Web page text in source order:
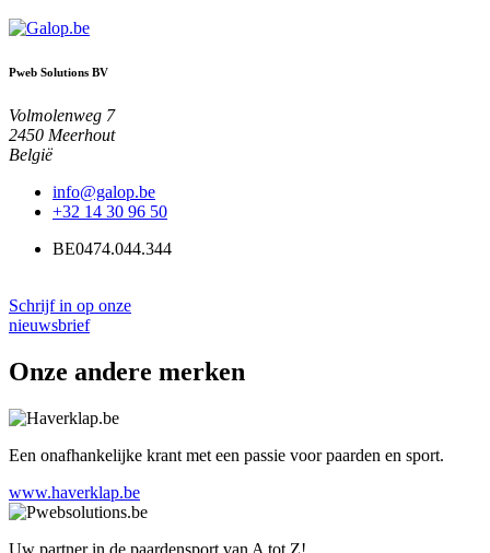
Pweb Solutions BV
Volmolenweg 7
2450 Meerhout
België
info@galop.be
+32 14 30 96 50
BE0474.044.344
Schrijf in op onze
nieuwsbrief
Onze andere merken
Een onafhankelijke krant met een passie voor paarden en sport.
www.haverklap.be
Uw partner in de paardensport van A tot Z!